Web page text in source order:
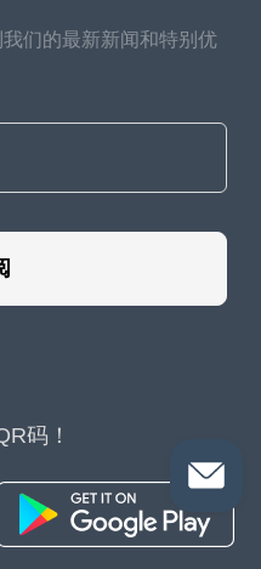
们的最新新闻和特别优
码！